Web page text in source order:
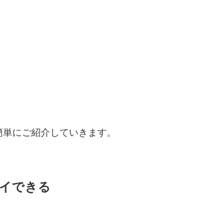
にご紹介していきます。
できる